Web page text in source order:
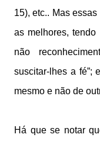
15), etc.. Mas
as melhores,
não
suscitar-lhes a fé”;
mesmo e não de
Há que se notar